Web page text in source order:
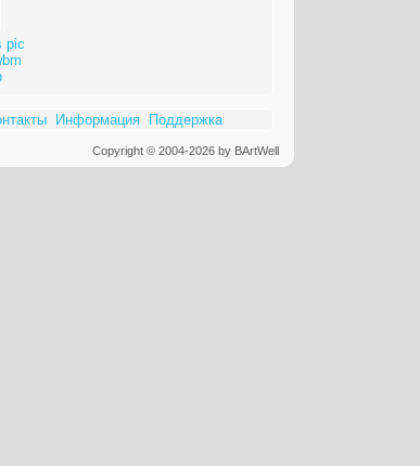
pic
Информация Поддержка
Copyright © 2004-2026 by BArtWell